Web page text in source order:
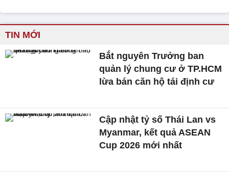
TIN MỚI
Bắt nguyên Trưởng ban
quản lý chung cư ở TP.HCM
lừa bán căn hộ tái định cư
Cập nhật tỷ số Thái Lan vs
Myanmar, kết quả ASEAN
Cup 2026 mới nhất